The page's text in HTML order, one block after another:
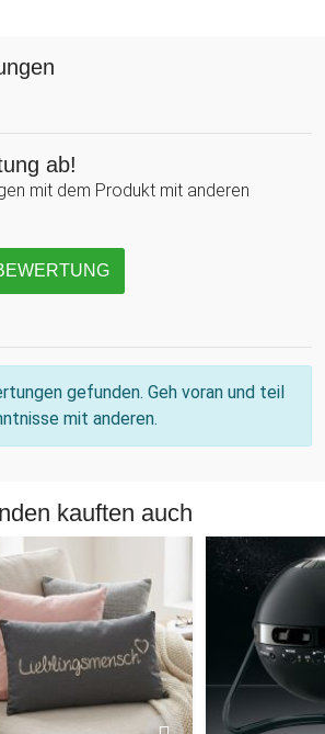
ab!
mit dem Produkt mit anderen
gefunden. Geh voran und teil
mit anderen.
kauften auch